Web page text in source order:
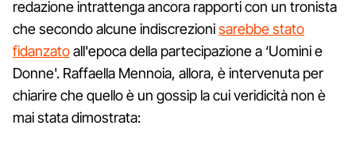
redazione intrattenga ancora rapporti con un tronista
che secondo alcune indiscrezionisarebbe stato
fidanzatoall'epoca della partecipazione a ‘Uomini e
Donne'. Raffaella Mennoia, allora, è intervenuta per
chiarire che quello è un gossip la cui veridicità non è
mai stata dimostrata: